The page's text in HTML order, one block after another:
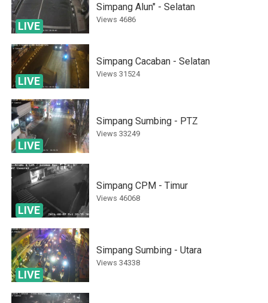
LIVE
Simpang Alun" - Selatan
Views 4686
LIVE
Simpang Cacaban - Selatan
Views 31524
LIVE
Simpang Sumbing - PTZ
Views 33249
LIVE
Simpang CPM - Timur
Views 46068
LIVE
Simpang Sumbing - Utara
Views 34338